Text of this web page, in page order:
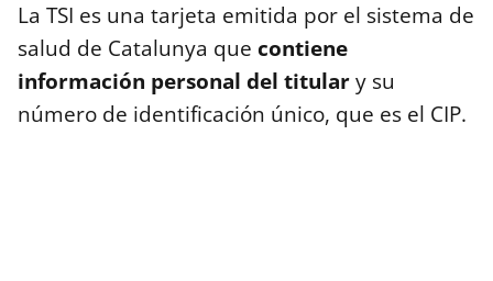
La TSI es una tarjeta emitida por el sistema de
salud de Catalunya que contiene
información personal del titulary su
número de identificación único, que es el CIP.